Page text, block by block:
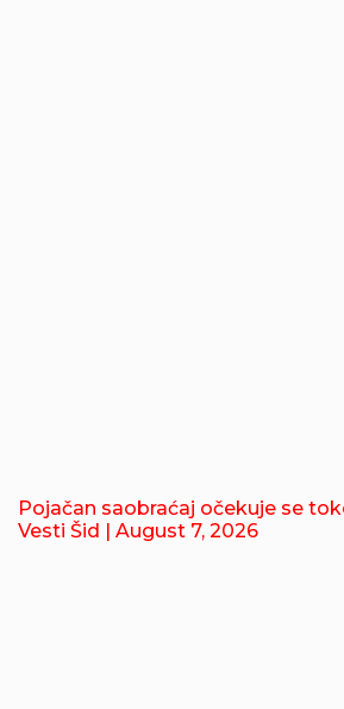
Pojačan saobraćaj očekuje se
Vesti Šid | August 7, 2026